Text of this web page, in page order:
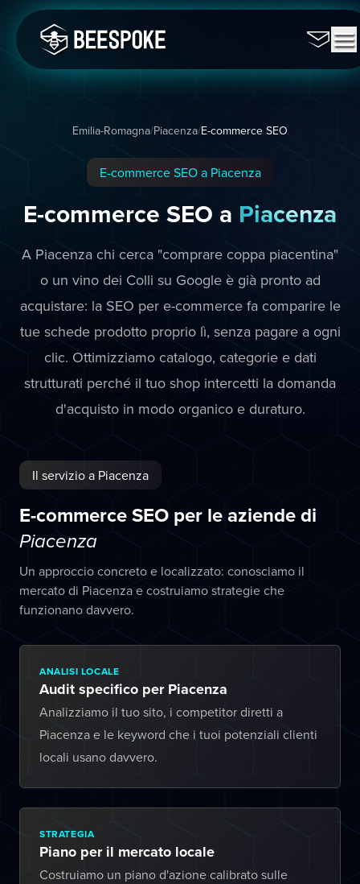
Emilia-Romagna/Piacenza/E-commerce SEO
E-commerce SEO a Piacenza
E-commerce SEO a Piacenza
A Piacenza chi cerca "comprare coppa piacentina"
o un vino dei Colli su Google è già pronto ad
acquistare: la SEO per e-commerce fa comparire le
tue schede prodotto proprio lì, senza pagare a ogni
clic. Ottimizziamo catalogo, categorie e dati
strutturati perché il tuo shop intercetti la domanda
d'acquisto in modo organico e duraturo.
Il servizio a Piacenza
E-commerce SEO per le aziende di
Piacenza
Un approccio concreto e localizzato: conosciamo il
mercato di Piacenza e costruiamo strategie che
funzionano davvero.
ANALISI LOCALE
Audit specifico per Piacenza
Analizziamo il tuo sito, i competitor diretti a
Piacenza e le keyword che i tuoi potenziali clienti
locali usano davvero.
STRATEGIA
Piano per il mercato locale
Costruiamo un piano d'azione calibrato sulle